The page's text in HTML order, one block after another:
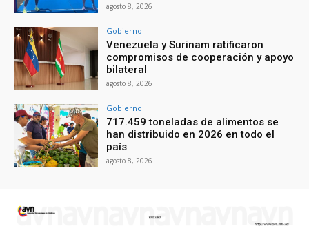
agosto 8, 2026
Gobierno
Venezuela y Surinam ratificaron
compromisos de cooperación y apoyo
bilateral
agosto 8, 2026
Gobierno
717.459 toneladas de alimentos se
han distribuido en 2026 en todo el
país
agosto 8, 2026